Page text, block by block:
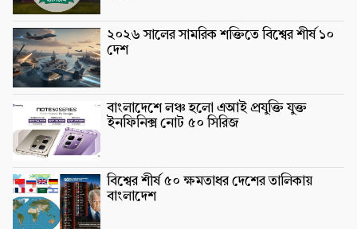
২০২৬ সালের সামরিক শক্তিতে বিশ্বের শীর্ষ ১০
দেশ
বাংলাদেশে লঞ্চ হলো এআই প্রযুক্তি যুক্ত
ইনফিনিক্স নোট ৫০ সিরিজ
বিশ্বের শীর্ষ ৫০ ক্ষমতাধর দেশের তালিকায়
বাংলাদেশ